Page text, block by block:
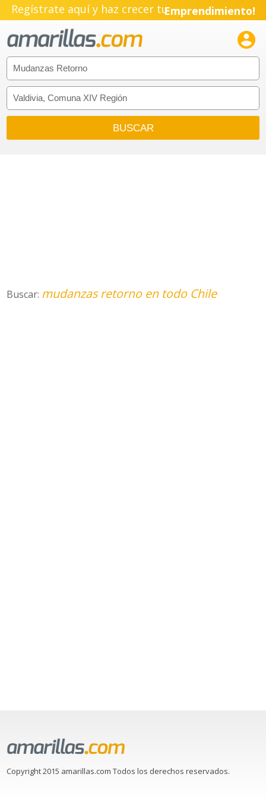
Regístrate aquí y haz crecer tuEmprendimiento!

Buscar: mudanzas retorno en todo Chile
Copyright 2015 amarillas.com Todos los derechos reservados.